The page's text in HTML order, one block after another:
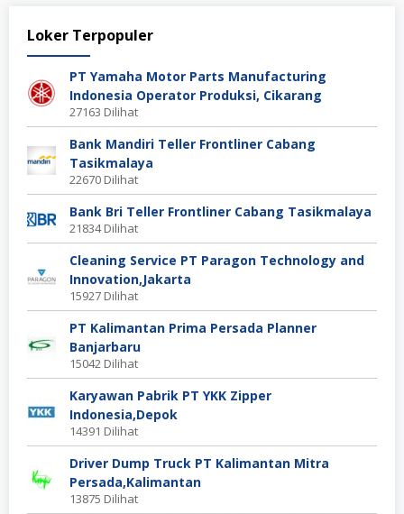
Loker Terpopuler
PT Yamaha Motor Parts Manufacturing
Indonesia Operator Produksi, Cikarang
27163 Dilihat
Bank Mandiri Teller Frontliner Cabang
Tasikmalaya
22670 Dilihat
Bank Bri Teller Frontliner Cabang Tasikmalaya
21834 Dilihat
Cleaning Service PT Paragon Technology and
Innovation,Jakarta
15927 Dilihat
PT Kalimantan Prima Persada Planner
Banjarbaru
15042 Dilihat
Karyawan Pabrik PT YKK Zipper
Indonesia,Depok
14391 Dilihat
Driver Dump Truck PT Kalimantan Mitra
Persada,Kalimantan
13875 Dilihat